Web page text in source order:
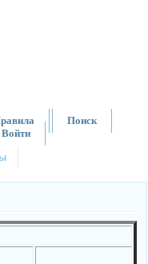
Поиск
Войти